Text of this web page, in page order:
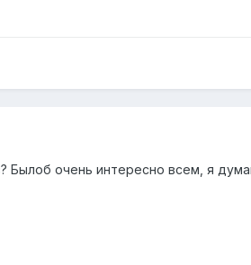
Былоб очень интересно всем, я